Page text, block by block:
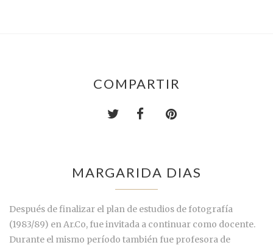
COMPARTIR
MARGARIDA DIAS
Después de finalizar el plan de estudios de fotografía
(1983/89) en Ar.Co, fue invitada a continuar como docente.
Durante el mismo período también fue profesora de